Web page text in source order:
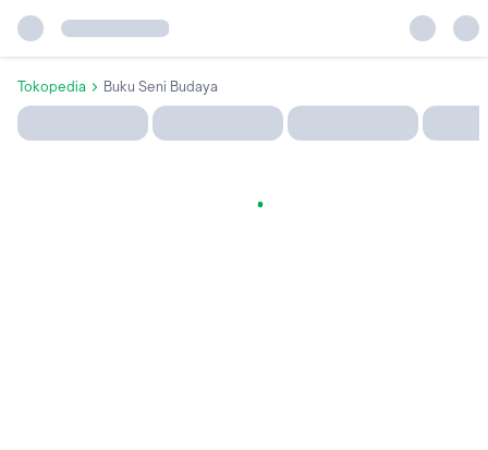
Tokopedia Buku Seni Budaya